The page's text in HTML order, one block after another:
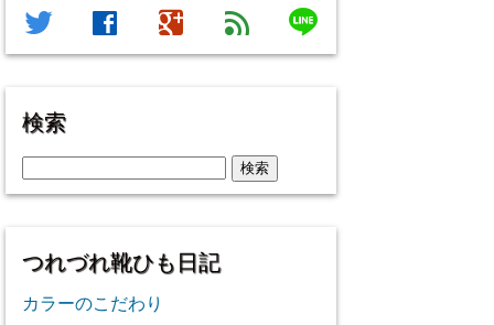
twitter facebook google feed line
検索
索:
つれづれ靴ひも日記
カラーのこだわり